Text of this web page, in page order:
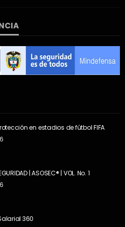
en estadios de fútbol FIFA
| ASOSEC® | VOL. No. 1
360